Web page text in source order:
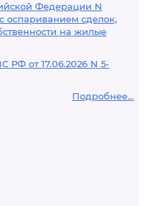
Федерации N
оспариванием сделок,
на жилые
РФ от 17.06.2026 N 5-
Подробнее...